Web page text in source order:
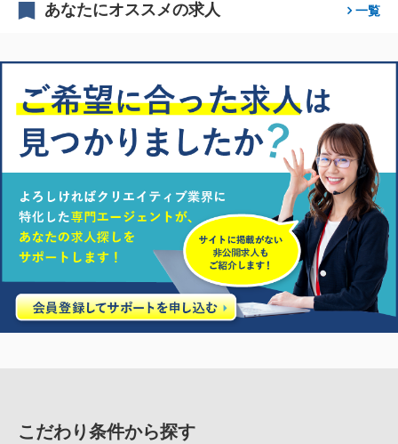
あなたにオススメの求人 一覧
こだわり条件から探す